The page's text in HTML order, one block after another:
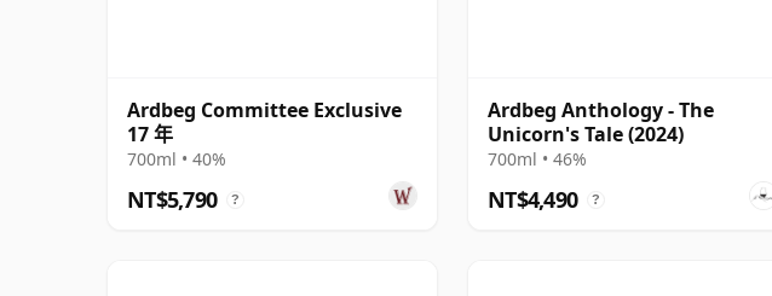
Ardbeg Committee Exclusive
17 年
700ml • 40%
NT$5,790 ?
Ardbeg Anthology - The
Unicorn's Tale (2024)
700ml • 46%
NT$4,490 ?